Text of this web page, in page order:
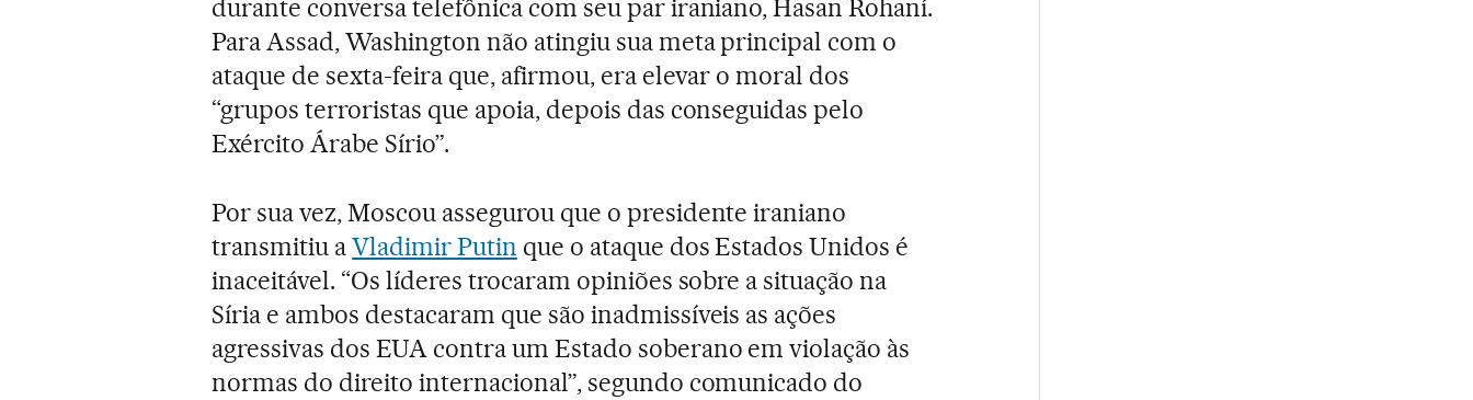
durante conversa telefônica com seu par iraniano, Hasan Rohaní.
Para Assad, Washington não atingiu sua meta principal com o
ataque de sexta-feira que, afirmou, era elevar o moral dos
“grupos terroristas que apoia, depois das conseguidas pelo
Exército Árabe Sírio”.
Por sua vez, Moscou assegurou que o presidente iraniano
transmitiu aVladimir Putin que o ataque dos Estados Unidos é
inaceitável. “Os líderes trocaram opiniões sobre a situação na
Síria e ambos destacaram que são inadmissíveis as ações
agressivas dos EUA contra um Estado soberano em violação às
normas do direito internacional”, segundo comunicado do